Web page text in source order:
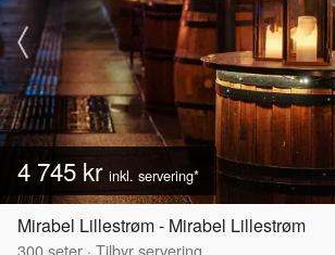
4 745 kr inkl. servering*
Mirabel Lillestrøm - Mirabel Lillestrøm